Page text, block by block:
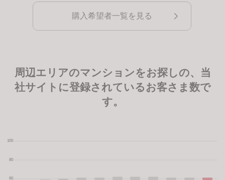
購入希望者一覧を見る
周辺エリアのマンションをお探しの、当
社サイトに登録されているお客さま数で
す。